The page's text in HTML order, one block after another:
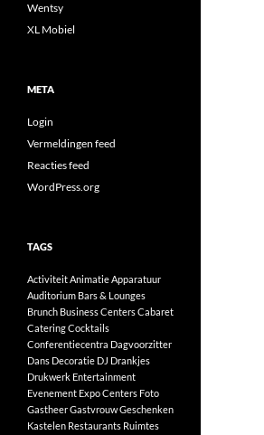
Wentsy
XL Mobiel
META
Login
Vermeldingen feed
Reacties feed
WordPress.org
TAGS
ActiviteitAnimatieApparatuur
Auditorium Bars & Lounges
Brunch Business CentersCabaret
CateringCocktails
Conferentiecentra Dagvoorzitter
Dans Decoratie DJ Drankjes
Drukwerk Entertainment
Evenement Expo Centers Foto
GastheerGastvrouwGeschenken
Kastelen Restaurants Ruimtes